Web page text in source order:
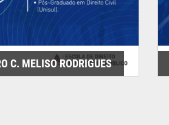
C. MELISO RODRIGUES